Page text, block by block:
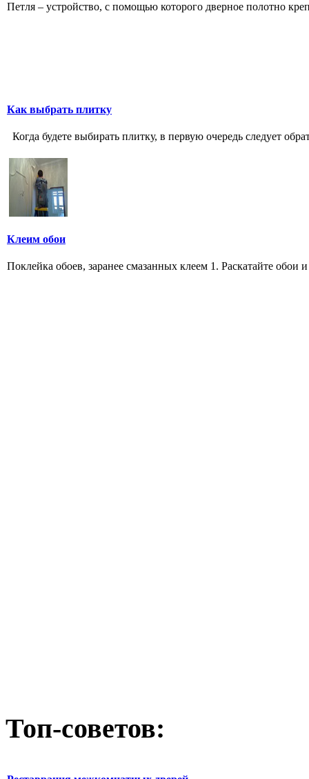
Петля – устройство, с помощью которого дверное полотно
Как выбрать плитку
Когда будете выбирать плитку, в первую очередь следует
Клеим обои
Поклейка обоев, заранее смазанных клеем 1. Раскатайте обои
Топ-советов: